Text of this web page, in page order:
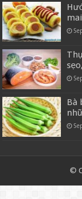
Bà
©